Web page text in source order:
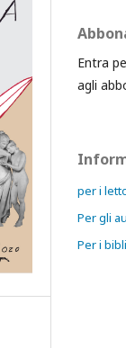
Entra
agli
per i
Per gli
Per i